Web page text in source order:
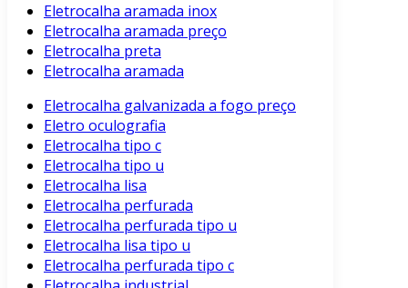
Eletrocalha aramada inox
Eletrocalha aramada preço
Eletrocalha preta
Eletrocalha aramada
Eletrocalha galvanizada a fogo preço
Eletro oculografia
Eletrocalha tipo c
Eletrocalha tipo u
Eletrocalha lisa
Eletrocalha perfurada
Eletrocalha perfurada tipo u
Eletrocalha lisa tipo u
Eletrocalha perfurada tipo c